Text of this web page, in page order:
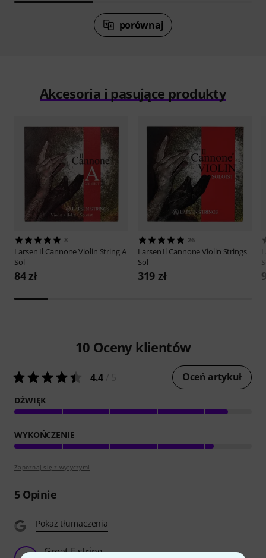
porównaj
Akcesoria i pasujące produkty
8
Larsen Il Cannone Violin String A
Sol
84 zł
26
Larsen Il Cannone Violin Strings
Sol
319 zł
10 Oceny klientów
4.4 Oceń artykuł
DŹWIĘK
WYKOŃCZENIE
Zapoznaj się z wytyczymi
5Opinie
Pokaż tłumaczenia
Great E string